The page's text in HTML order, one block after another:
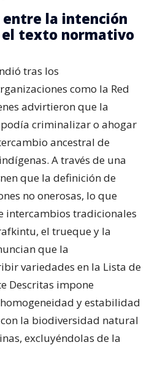
la intención
el texto normativo
tras los
como la Red
advirtieron que la
criminalizar o ahogar
ancestral de
A través de una
que la definición de
no onerosas, lo que
intercambios tradicionales
el trueque y la
que la
variedades en la Lista de
Descritas impone
y estabilidad
la biodiversidad natural
excluyéndolas de la